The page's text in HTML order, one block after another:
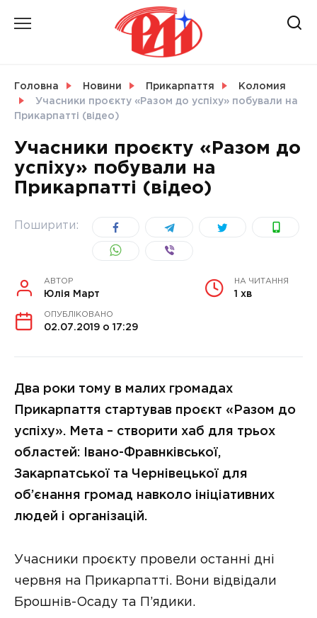
СВІТ
УКРАЇНА
Головна Новини Прикарпаття
Коломия
Учасники проєкту «Разом до успіху» побували на
Прикарпатті (відео)
Учасники проєкту «Разом до
успіху» побували на
Прикарпатті (відео)
Поширити:
АВТОР
Юлія Март
НА ЧИТАННЯ
1 хв
ОПУБЛІКОВАНО
02.07.2019 о 17:29
Два роки тому в малих громадах
Прикарпаття стартував проєкт «Разом до
успіху». Мета – створити хаб для трьох
областей: Івано-Фравнківської,
Закарпатської та Чернівецької для
об’єнання громад навколо ініціативних
людей і організацій.
Учасники проєкту провели останні дні
червня на Прикарпатті. Вони відвідали
Брошнів-Осаду та П’ядики.